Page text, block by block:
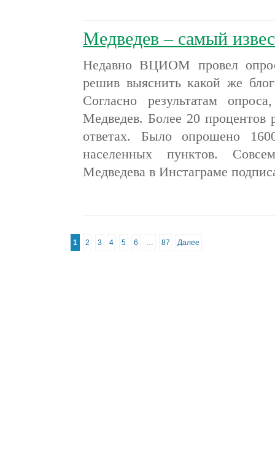
Медведев – самый
Недавно ВЦИОМ провел
решив выяснить какой же
Согласно результатам
Медведев. Более 20 процентов
ответах. Было опрошено
населенных пунктов.
Медведева в Инстаграме
1 2 3 4 5 6 … 87 Далее